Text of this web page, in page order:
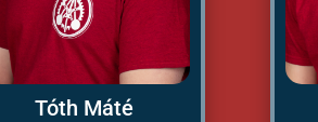
Tóth Máté